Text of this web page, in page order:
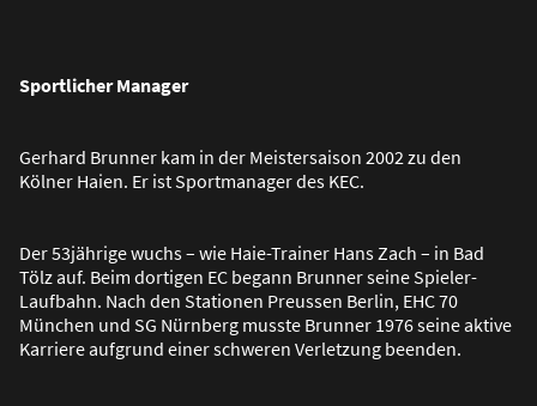
Sportlicher Manager
Gerhard Brunner kam in der Meistersaison 2002 zu den
Kölner Haien. Er ist Sportmanager des KEC.
Der 53jährige wuchs – wie Haie-Trainer Hans Zach – in Bad
Tölz auf. Beim dortigen EC begann Brunner seine Spieler-
Laufbahn. Nach den Stationen Preussen Berlin, EHC 70
München und SG Nürnberg musste Brunner 1976 seine aktive
Karriere aufgrund einer schweren Verletzung beenden.